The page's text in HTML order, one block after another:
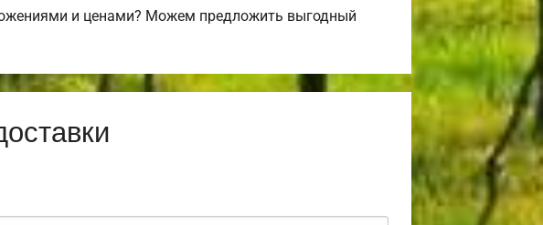
и ценами? Можем предложить выгодный